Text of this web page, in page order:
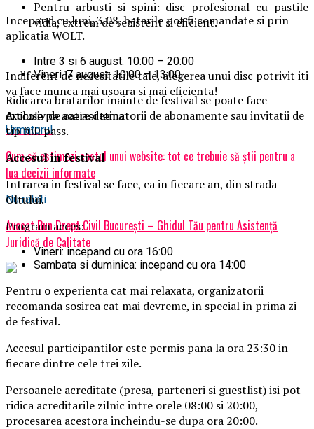
Pentru arbusti si spini: disc profesional cu pastile
vidia, extrem de rezistent si eficient.
Indiferent de necesitatile tale, alegerea unui disc potrivit iti
va face munca mai usoara si mai eficienta!
Articole pe aceiasi tema:
Urmatorul
Cum să estimezi costul unui website: tot ce trebuie să știi pentru a
lua decizii informate
Nu ratati
Avocat Bun Drept Civil București – Ghidul Tău pentru Asistență
Juridică de Calitate
Incepand cu luni, 3.08, batarile pot fi comandate si prin
aplicatia WOLT.
Intre 3 si 6 august: 10:00 – 20:00
Vineri, 7 august: 10:00 – 13:00
Ridicarea bratarilor inainte de festival se poate face
exclusiv de catre detinatorii de abonamente sau invitatii de
tip full pass.
Accesul in festival
Intrarea in festival se face, ca in fiecare an, din strada
Oltului.
Program acces:
Vineri: incepand cu ora 16:00
Sambata si duminica: incepand cu ora 14:00
Pentru o experienta cat mai relaxata, organizatorii
recomanda sosirea cat mai devreme, in special in prima zi
de festival.
Accesul participantilor este permis pana la ora 23:30 in
fiecare dintre cele trei zile.
Persoanele acreditate (presa, parteneri si guestlist) isi pot
ridica acreditarile zilnic intre orele 08:00 si 20:00,
procesarea acestora incheindu-se dupa ora 20:00.